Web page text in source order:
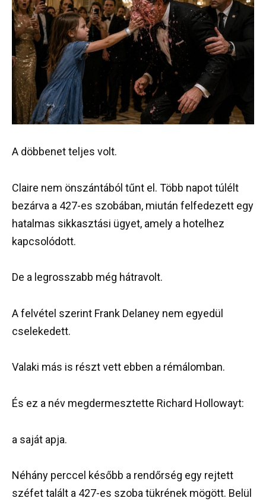
A döbbenet teljes volt.
Claire nem önszántából tűnt el. Több napot túlélt
bezárva a 427-es szobában, miután felfedezett egy
hatalmas sikkasztási ügyet, amely a hotelhez
kapcsolódott.
De a legrosszabb még hátravolt.
A felvétel szerint Frank Delaney nem egyedül
cselekedett.
Valaki más is részt vett ebben a rémálomban.
És ez a név megdermesztette Richard Hollowayt:
a saját apja.
Néhány perccel később a rendőrség egy rejtett
széfet talált a 427-es szoba tükrének mögött. Belül